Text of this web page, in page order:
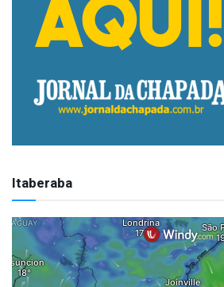
Itaberaba